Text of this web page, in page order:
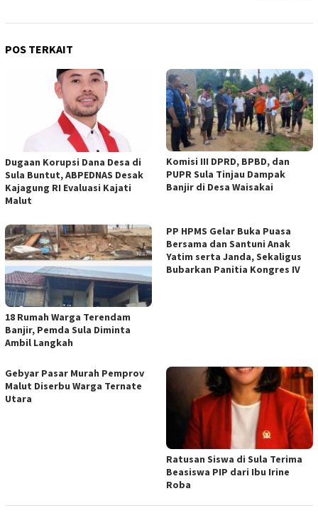
POS TERKAIT
Dugaan Korupsi Dana Desa di
Sula Buntut, ABPEDNAS Desak
Kajagung RI Evaluasi Kajati
Malut
Komisi III DPRD, BPBD, dan
PUPR Sula Tinjau Dampak
Banjir di Desa Waisakai
18 Rumah Warga Terendam
Banjir, Pemda Sula Diminta
Ambil Langkah
PP HPMS Gelar Buka Puasa
Bersama dan Santuni Anak
Yatim serta Janda, Sekaligus
Bubarkan Panitia Kongres IV
Gebyar Pasar Murah Pemprov
Malut Diserbu Warga Ternate
Utara
Ratusan Siswa di Sula Terima
Beasiswa PIP dari Ibu Irine
Roba